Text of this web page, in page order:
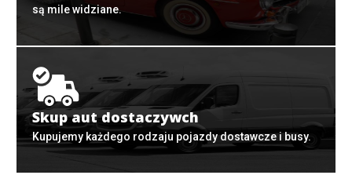
są mile widziane.
Skup aut dostaczywch
Kupujemy każdego rodzaju pojazdy dostawcze i busy.